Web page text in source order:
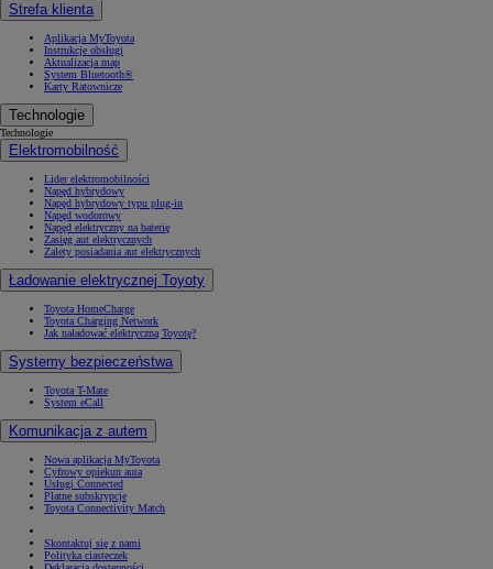
Strefa klienta
Aplikacja MyToyota
Instrukcje obsługi
Aktualizacja map
System Bluetooth®
Karty Ratownicze
Technologie
Technologie
Elektromobilność
Lider elektromobilności
Napęd hybrydowy
Napęd hybrydowy typu plug-in
Napęd wodorowy
Napęd elektryczny na baterię
Zasięg aut elektrycznych
Zalety posiadania aut elektrycznych
Ładowanie elektrycznej Toyoty
Toyota HomeCharge
Toyota Charging Network
Jak naładować elektryczną Toyotę?
Systemy bezpieczeństwa
Toyota T-Mate
System eCall
Komunikacja z autem
Nowa aplikacja MyToyota
Cyfrowy opiekun auta
Usługi Connected
Płatne subskrypcje
Toyota Connectivity Match
Skontaktuj się z nami
Polityka ciasteczek